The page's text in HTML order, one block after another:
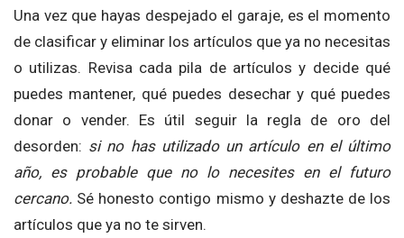
Una vez que hayas despejado el garaje, es el momento
de clasificar y eliminar los artículos que ya no necesitas
o utilizas. Revisa cada pila de artículos y decide qué
puedes mantener, qué puedes desechar y qué puedes
donar o vender. Es útil seguir la regla de oro del
desorden: si no has utilizado un artículo en el último
año, es probable que no lo necesites en el futuro
cercano. Sé honesto contigo mismo y deshazte de los
artículos que ya no te sirven.